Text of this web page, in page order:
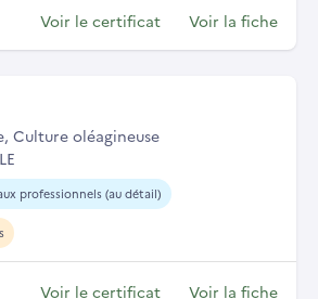
Voir le certificat Voir la fiche
Culture oléagineuse
professionnels (au détail)
Voir le certificat Voir la fiche